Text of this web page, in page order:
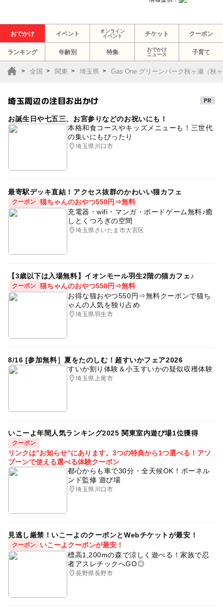
おでかけ イベント
オンライン
イベント
チケット クーポン
ランキング 年齢別 特集
おでかけ
ニュース
子育て
全国 関東 埼玉県 Gas One グリーンパーク秋ヶ瀬（秋
埼玉周辺の注目お出かけ
お誕生日や七五三、お宮参りなどのお祝いにも！
本格和食コースやキッズメニューも！三世代
の集いにもぴったり
埼玉県川口市
最寄駅デッキ直結！アクセス抜群のかわいい猫カフェ
クーポン 猫ちゃんのおやつ550円⇒無料
充電器・wifi・マンガ・ボードゲーム無料♪癒
しとくつろぎの空間
埼玉県さいたま市大宮区
【3歳以下は入場無料】イオンモール羽生2階の猫カフェ♪
クーポン 猫ちゃんのおやつ550円⇒無料
お得な猫おやつ550円⇒無料クーポンで猫ち
ゃんの人気を独り占め
埼玉県羽生市
8/16 [参加無料］夏をたのしむ！超すいかフェア2026
すいか割り体験＆小玉すいかの疑似収穫体験
埼玉県上尾市
いこーよ年間人気ランキング2025 関東室内遊び場1位獲得
クーポン
リンクは”お知らせ”にあります。3つの特典から1つ選べる！アソ
ブーンで使える選べる体験クーポン
都心からも車で30分・全天候OK！ボーネル
ンド監修 遊び場
埼玉県川口市
見逃し厳禁！いこーよのクーポンとWebチケットが最安！
クーポン
いこーよクーポンが最安！
標高1,200mの森で涼しく遊べる！家族で忍
者アスレチックへGO◎
長野県長野市